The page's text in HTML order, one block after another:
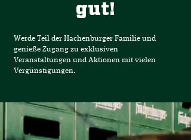
gut!
Werde Teil der Hachenburger Familie und
genieße Zugang zu exklusiven
Veranstaltungen und Aktionen mit vielen
Vergünstigungen.